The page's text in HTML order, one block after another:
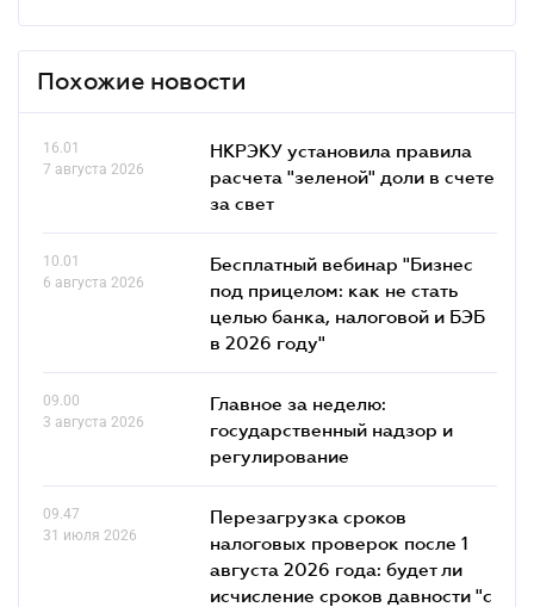
Похожие новости
16.01
7 августа 2026
НКРЭКУ установила правила
расчета "зеленой" доли в счете
за свет
10.01
6 августа 2026
Бесплатный вебинар "Бизнес
под прицелом: как не стать
целью банка, налоговой и БЭБ
в 2026 году"
09.00
3 августа 2026
Главное за неделю:
государственный надзор и
регулирование
09.47
31 июля 2026
Перезагрузка сроков
налоговых проверок после 1
августа 2026 года: будет ли
исчисление сроков давности "с